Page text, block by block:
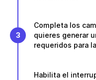
3
Completa los
quieres generar
requeridos para
Habilita el